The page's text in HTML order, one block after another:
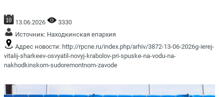
13.06.2026
3330
Источник: Находкинская епархия
Адрес новости: http://rpcne.ru/index.php/arhiv/3872-13-06-2026g-ierej-
vitalij-sharkeev-osvyatil-novyj-krabolov-pri-spuske-na-vodu-na-
nakhodkinskom-sudoremontnom-zavode